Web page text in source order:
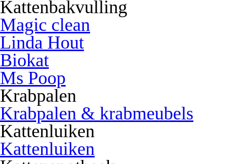
Kattenbakvulling
Magic clean
Linda Hout
Biokat
Ms Poop
Krabpalen
Krabpalen & krabmeubels
Kattenluiken
Kattenluiken